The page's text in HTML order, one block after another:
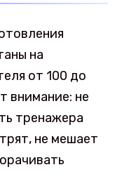
на
от 100 до
внимание: не
тренажера
не мешает